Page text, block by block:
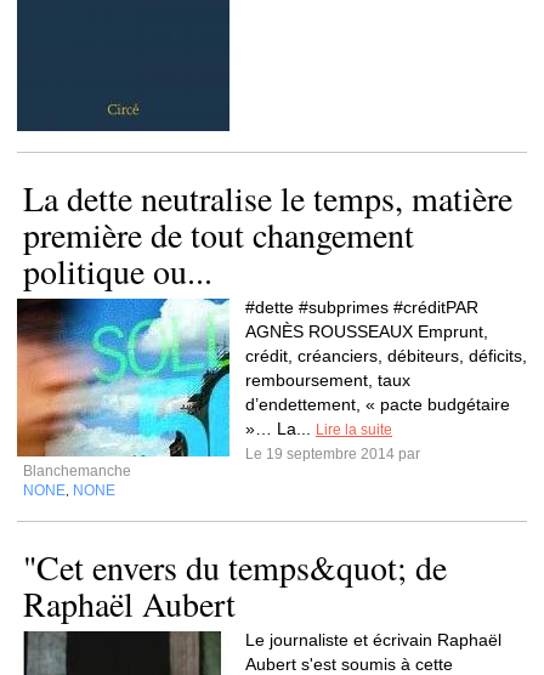
La dette neutralise le temps, matière
première de tout changement
politique ou...
#dette #subprimes #créditPAR
AGNÈS ROUSSEAUX Emprunt,
crédit, créanciers, débiteurs, déficits,
remboursement, taux
d’endettement, « pacte budgétaire
»… La...
Lire la suite
Le 19 septembre 2014 par
Blanchemanche
NONE NONE
"Cet envers du temps&quot; de
Raphaël Aubert
Le journaliste et écrivain Raphaël
Aubert s'est soumis à cette